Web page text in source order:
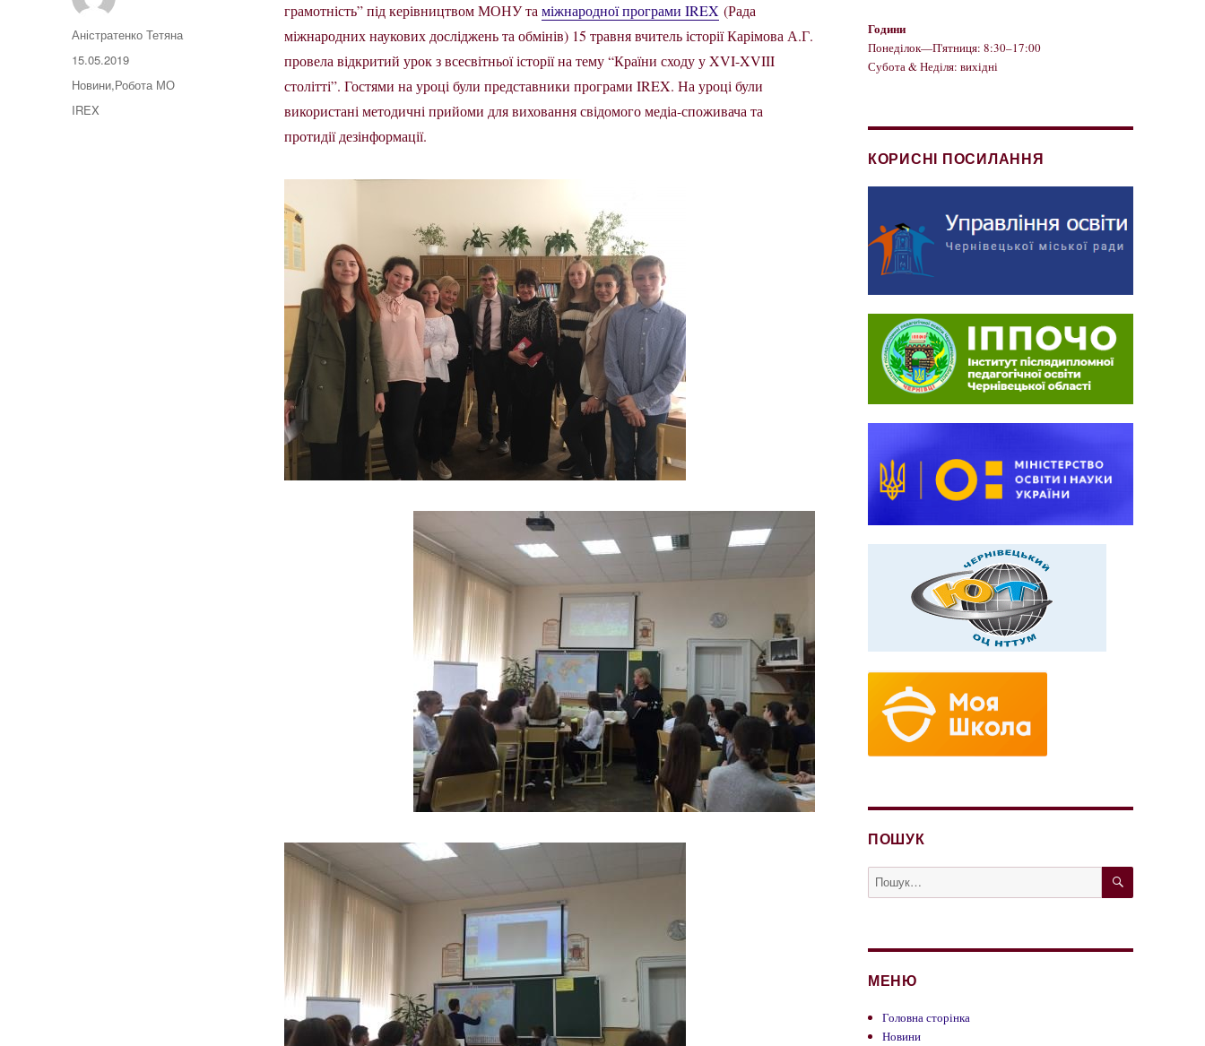
грамотність” під керівництвом МОНУ та міжнародної програми IREX (Рада
міжнародних наукових досліджень та обмінів) 15 травня вчитель історії Карімова А.Г.
провела відкритий урок з всесвітньої історії на тему “Країни сходу у XVI-XVIII
столітті”. Гостями на уроці були представники програми IREX. На уроці були
використані методичні прийоми для виховання свідомого медіа-споживача та
протидії дезінформації.
Автор
Аністратенко Тетяна
Оприлюднено
15.05.2019
Категорії
Новини,Робота МО
Позначки
IREX
Години
Понеділок—П'ятниця: 8:30–17:00
Субота & Неділя: вихідні
КОРИСНІ ПОСИЛАННЯ
ПОШУК
Пошук
за
ШУКАТИ
МЕНЮ
Головна сторінка
Новини